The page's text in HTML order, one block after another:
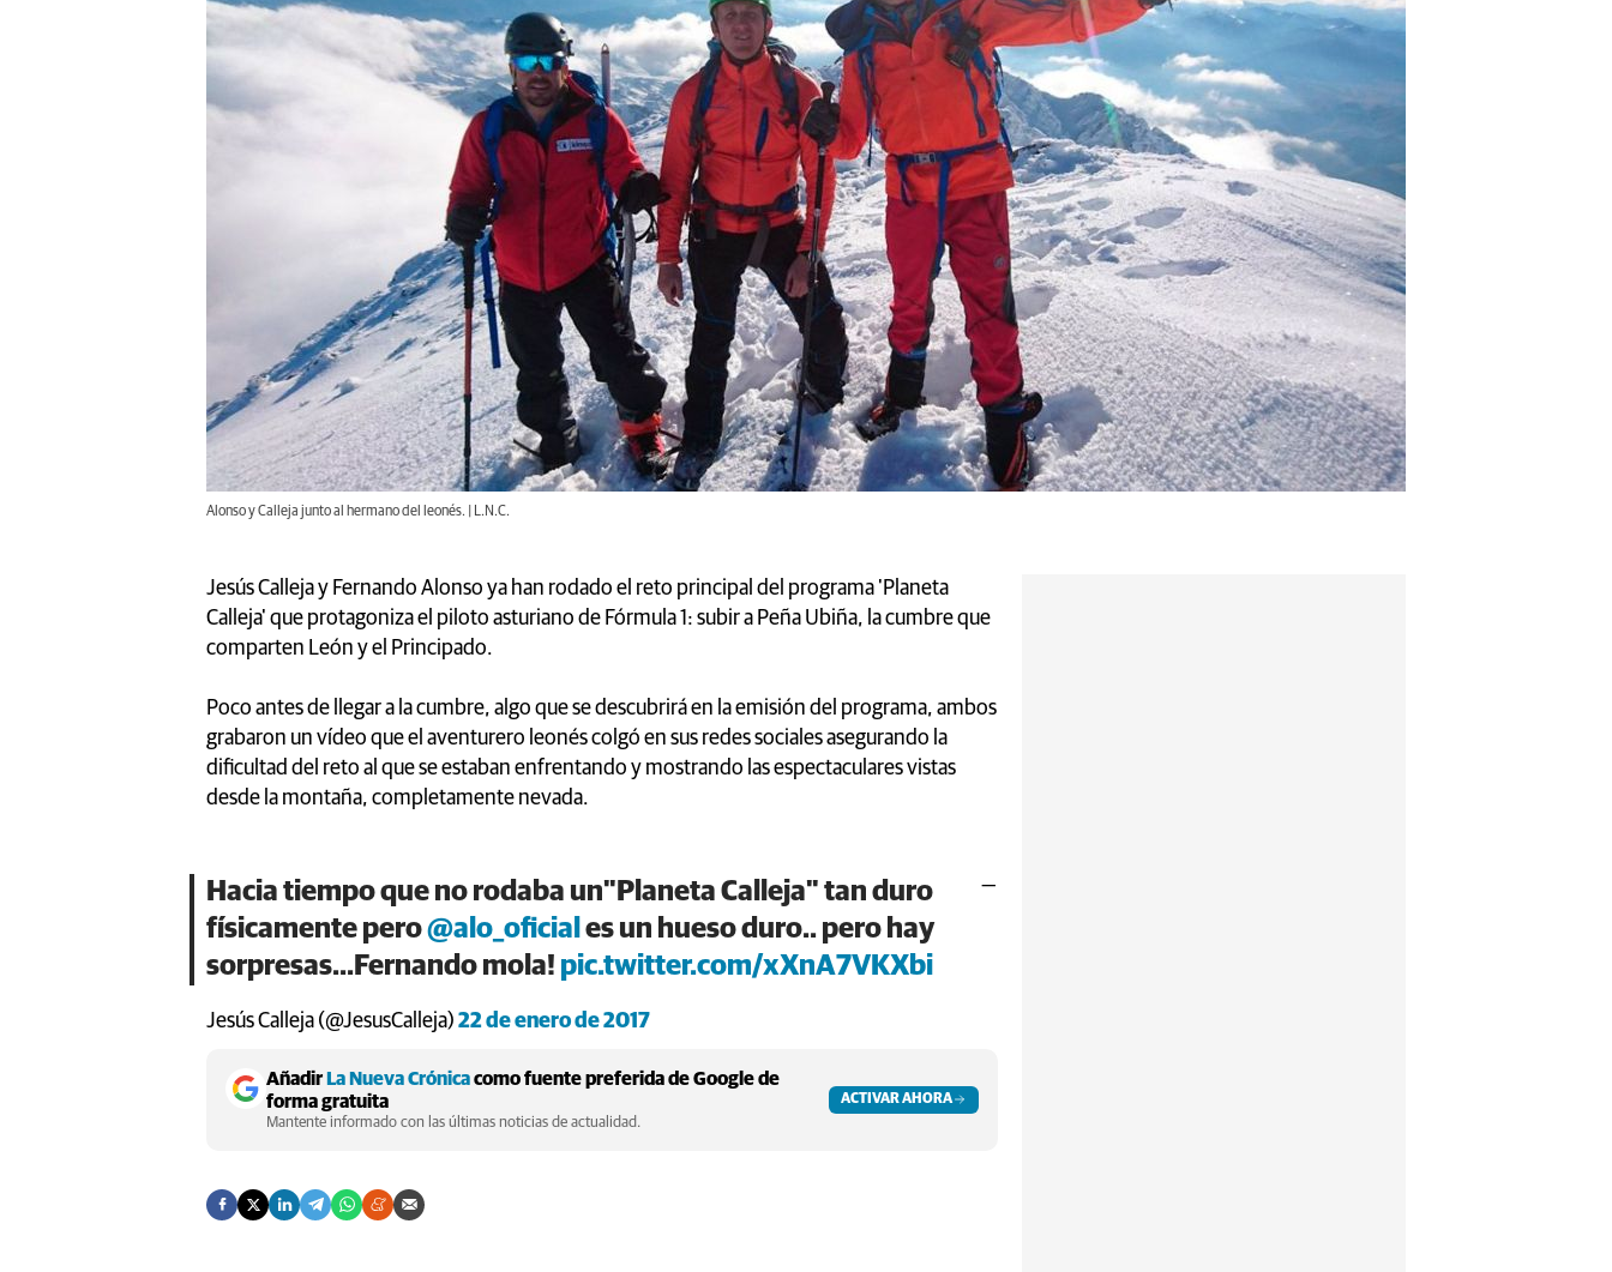
Alonso y Calleja junto al hermano del leonés. | L.N.C.
Jesús Calleja y Fernando Alonso ya han rodado el reto principal del programa 'Planeta
Calleja' que protagoniza el piloto asturiano de Fórmula 1: subir a Peña Ubiña, la cumbre que
comparten León y el Principado.
Poco antes de llegar a la cumbre, algo que se descubrirá en la emisión del programa, ambos
grabaron un vídeo que el aventurero leonés colgó en sus redes sociales asegurando la
dificultad del reto al que se estaban enfrentando y mostrando las espectaculares vistas
desde la montaña, completamente nevada.
Hacia tiempo que no rodaba un"Planeta Calleja" tan duro
físicamente pero@alo_oficial es un hueso duro.. pero hay
sorpresas...Fernando mola! pic.twitter.com/xXnA7VKXbi
—
Jesús Calleja (@JesusCalleja) 22 de enero de 2017
AñadirLa Nueva Crónicacomo fuente preferida de Google de
forma gratuita
Mantente informado con las últimas noticias de actualidad.
ACTIVAR AHORA